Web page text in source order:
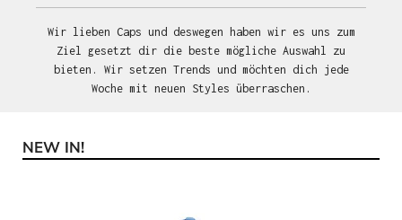
Wir lieben Caps und deswegen haben wir es uns zum
Ziel gesetzt dir die beste mögliche Auswahl zu
bieten. Wir setzen Trends und möchten dich jede
Woche mit neuen Styles überraschen.
Produktgalerie überspringen
NEW IN!